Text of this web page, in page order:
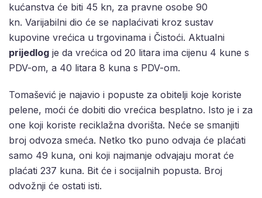
kućanstva će biti 45 kn, za pravne osobe 90
kn. Varijabilni dio će se naplaćivati kroz sustav
kupovine vrećica u trgovinama i Čistoći. Aktualni
prijedlog je da vrećica od 20 litara ima cijenu 4 kune s
PDV-om, a 40 litara 8 kuna s PDV-om.
Tomašević je najavio i popuste za obitelji koje koriste
pelene, moći će dobiti dio vrećica besplatno. Isto je i za
one koji koriste reciklažna dvorišta. Neće se smanjiti
broj odvoza smeća. Netko tko puno odvaja će plaćati
samo 49 kuna, oni koji najmanje odvajaju morat će
plaćati 237 kuna. Bit će i socijalnih popusta. Broj
odvožnji će ostati isti.